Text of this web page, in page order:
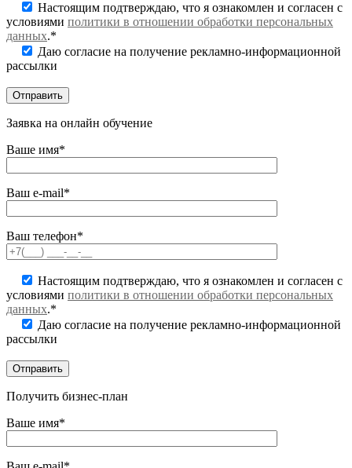
Настоящим подтверждаю, что я ознакомлен и согласен с
условиями политики в отношении обработки персональных
данных.*
Даю согласие на получение рекламно-информационной
рассылки
Заявка на онлайн обучение
Ваше имя*
Ваш e-mail*
Ваш телефон*
Настоящим подтверждаю, что я ознакомлен и согласен с
условиями политики в отношении обработки персональных
данных.*
Даю согласие на получение рекламно-информационной
рассылки
Получить бизнес-план
Ваше имя*